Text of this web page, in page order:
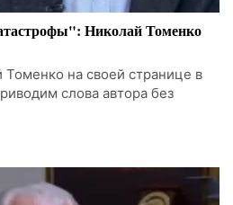
Николай Томенко
на своей странице в
слова автора без